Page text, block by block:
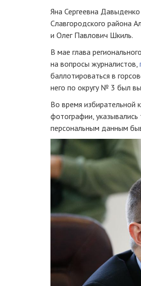
Яна Сергеевна
Славгородского района
и Олег Павлович Шкиль.
В мае глава
на вопросы журналистов,
баллотироваться в
него по округу № 3 был
Во время избирательной
фотографии,
персональным данным